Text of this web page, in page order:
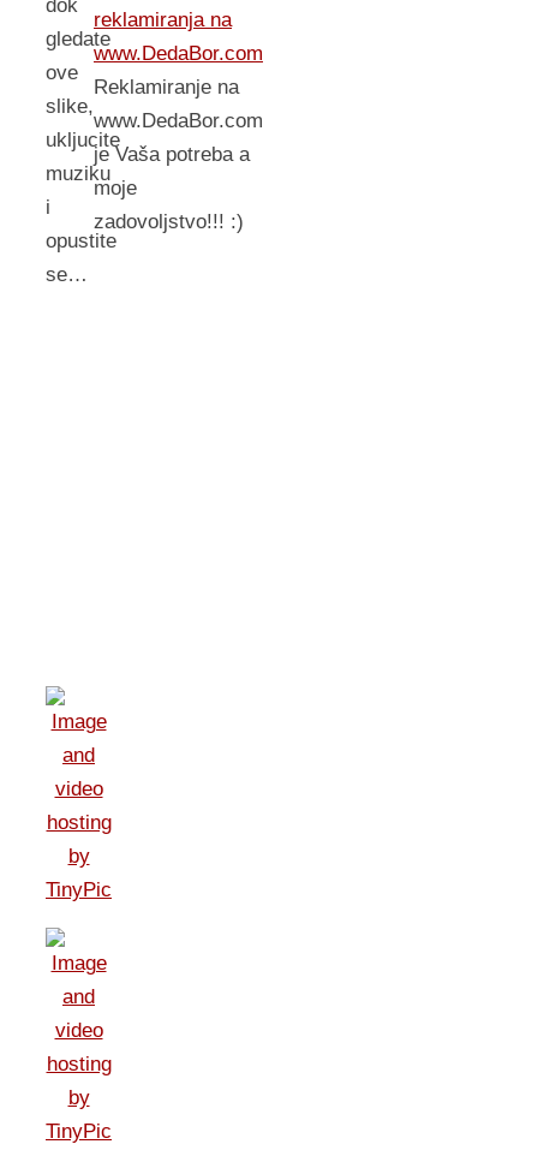
dok
gledate
ove
slike,
ukljucite
muziku
i
opustite
se…
reklamiranja na
www.DedaBor.com
Reklamiranje na
www.DedaBor.com
je Vaša potreba a
moje
zadovoljstvo!!! :)